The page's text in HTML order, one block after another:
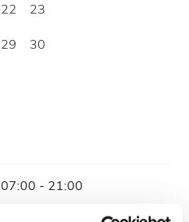
22
23
29
30
07:00 - 21:00